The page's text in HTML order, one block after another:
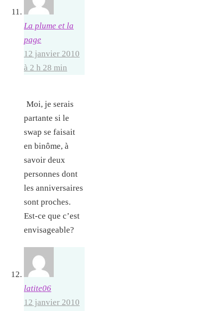
La plume et la
page
12 janvier 2010
à 2 h 28 min
Moi, je serais
partante si le
swap se faisait
en binôme, à
savoir deux
personnes dont
les anniversaires
sont proches.
Est-ce que c’est
envisageable?
latite06
12 janvier 2010